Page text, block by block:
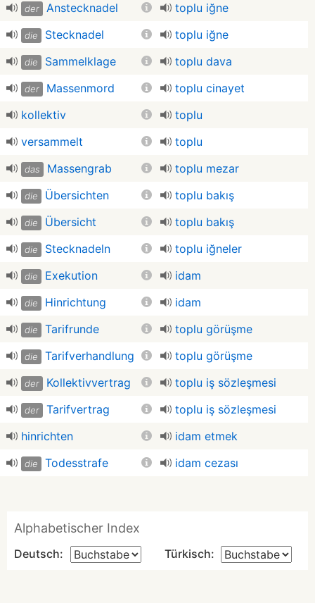
der Anstecknadel toplu iğne
die Stecknadel toplu iğne
die Sammelklage toplu dava
der Massenmord
toplu cinayet
kollektiv
toplu
versammelt
toplu
das Massengrab toplu mezar
die Übersichten toplu bakış
die Übersicht toplu bakış
die Stecknadeln toplu iğneler
die Exekution idam
die Hinrichtung idam
die Tarifrunde toplu görüşme
die Tarifverhandlung toplu görüşme
der Kollektivvertrag toplu iş sözleşmesi
der Tarifvertrag
toplu iş sözleşmesi
hinrichten
idam etmek
die Todesstrafe idam cezası
Alphabetischer Index
Deutsch: Türkisch: